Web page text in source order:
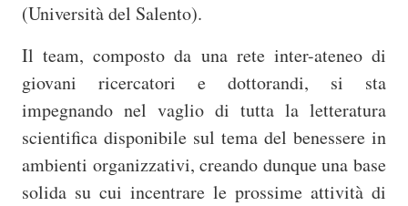
(Università del Salento).
Il team, composto da una rete inter-ateneo di
giovani ricercatori e dottorandi, si sta
impegnando nel vaglio di tutta la letteratura
scientifica disponibile sul tema del benessere in
ambienti organizzativi, creando dunque una base
solida su cui incentrare le prossime attività di